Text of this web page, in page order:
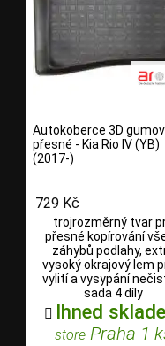
Autokoberce 3D
přesné - Kia Rio IV (YB)
(2017-)
729 Kč
trojrozměrný tvar
přesné kopírování
záhybů podlahy,
vysoký okrajový lem
vylití a vysypání
sada 4 díly
 Ihned
storePraha 1